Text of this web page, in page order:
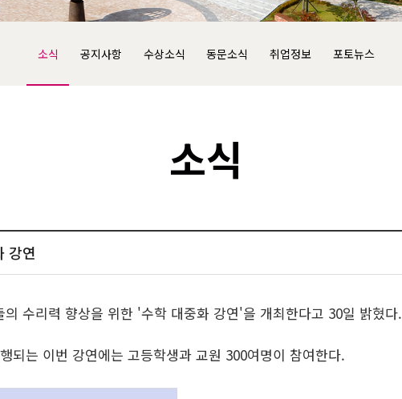
소식 공지사항 수상소식 동문소식 취업정보 포토뉴스
소식
강연
수리력 향상을 위한 '수학 대중화 강연'을 개최한다고 30일 밝혔다.
되는 이번 강연에는 고등학생과 교원 300여명이 참여한다.